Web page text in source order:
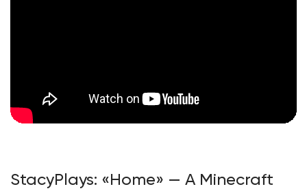
StacyPlays: «Home» — A Minecraft